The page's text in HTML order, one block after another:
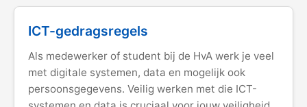
ICT-gedragsregels
Als medewerker of student bij de HvA werk je veel
met digitale systemen, data en mogelijk ook
persoonsgegevens. Veilig werken met die ICT-